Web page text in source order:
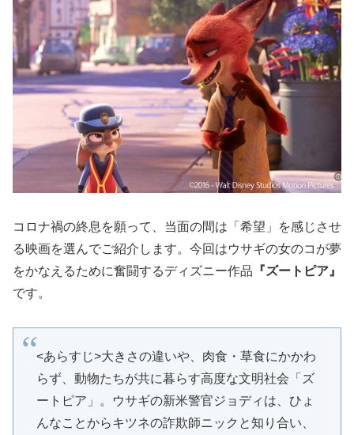
コロナ禍の終息を願って、当面の間は「希望」を感じさせ
る映画を選んでご紹介します。今回はウサギの女のコが夢
をかなえるために奮闘するディズニー作品 『ズートピア』
です。
<あらすじ>大きさの違いや、肉食・草食にかかわ
らず、動物たちが共に暮らす高度な文明社会「ズ
ートピア」。ウサギの新米警官ジョディは、ひょ
んなことからキツネの詐欺師ニックと知り合い、